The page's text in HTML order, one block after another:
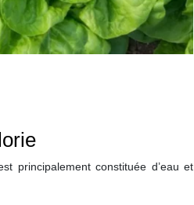
principalement constituée d’eau et